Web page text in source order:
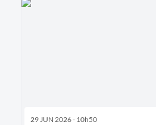
29 JUN 2026 - 10h50